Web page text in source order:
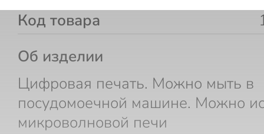
Код товара
Об изделии
Цифровая печать. Можно мыть в
посудомоечной машине. Можно
микроволновой печи